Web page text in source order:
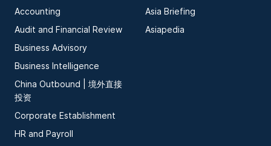
Accounting
Audit and Financial Review
Business Advisory
Business Intelligence
China Outbound | 境外直接
投资
Corporate Establishment
HR and Payroll
Asia Briefing
Asiapedia